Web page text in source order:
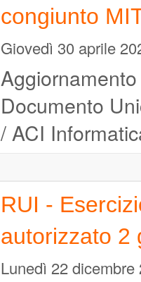
congiunto
Giovedì 30 aprile
Documento
/ ACI
RUI -
autorizzato 2
Lunedì 22 dicembre